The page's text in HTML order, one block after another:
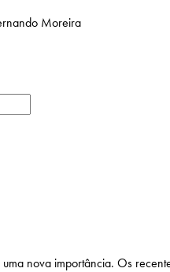
Moreira
nova importância. Os